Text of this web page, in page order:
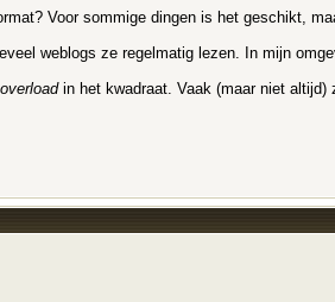
Voor sommige dingen is het geschikt,
weblogs ze regelmatig lezen. In mijn
in het kwadraat. Vaak (maar niet altijd)